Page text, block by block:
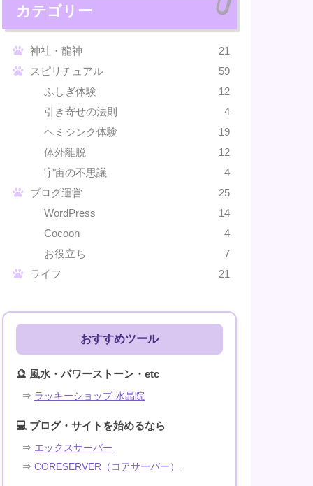
カテゴリー
神社・龍神
21
スピリチュアル
59
ふしぎ体験
12
引き寄せの法則
4
ヘミシンク体験
19
体外離脱
12
宇宙の不思議
4
ブログ運営
25
WordPress
14
Cocoon
4
お役立ち
7
ライフ
21
おすすめツール
🔮 風水・パワーストーン・etc
⇒ ラッキーショップ 水晶院
💻 ブログ・サイトを始めるなら
⇒ エックスサーバー
⇒ CORESERVER（コアサーバー）